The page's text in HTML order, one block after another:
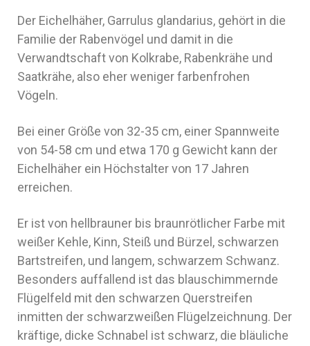
Der Eichelhäher, Garrulus glandarius, gehört in die
Familie der Rabenvögel und damit in die
Verwandtschaft von Kolkrabe, Rabenkrähe und
Saatkrähe, also eher weniger farbenfrohen
Vögeln.
Bei einer Größe von 32-35 cm, einer Spannweite
von 54-58 cm und etwa 170 g Gewicht kann der
Eichelhäher ein Höchstalter von 17 Jahren
erreichen.
Er ist von hellbrauner bis braunrötlicher Farbe mit
weißer Kehle, Kinn, Steiß und Bürzel, schwarzen
Bartstreifen, und langem, schwarzem Schwanz.
Besonders auffallend ist das blauschimmernde
Flügelfeld mit den schwarzen Querstreifen
inmitten der schwarzweißen Flügelzeichnung. Der
kräftige, dicke Schnabel ist schwarz, die bläuliche